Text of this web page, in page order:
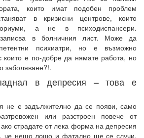
които имат подобен проблем
в кризисни центрове, които
а не в психодиспансери.
в болничния лист. Може да
психиатри, но е възможно
които е по-добре да нямате работа, но
заболяване?!.
в депресия – това е
не е задължително да се появи, само
или разстроен повече от
страдате от лека форма на депресия
че нещо лошо и фатално ще се случи.